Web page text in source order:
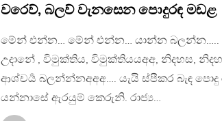
වරෙව්, බලව් වැනසෙන පොදුරඳ මඩළ
මේන් එන්න… මේන් එන්න… යාන්න බලන්න…..
උදානේ , විමුක්තිය, විමුක්තියයඅඅ, නිදහස,
ආශ්චර්‍ය බලන්න්නඅඅඅ…. යැයි ස්පීකර බැඳ
යන්නාසේ ඇරයුම් කෙරුනි. රාජ්‍ය…